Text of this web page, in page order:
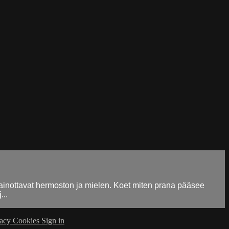
hermoston ja mielen. Koet miten prana pääsee
Cookies Sign in